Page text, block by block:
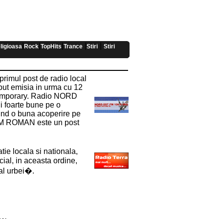
Rock TopHits Trance Stiri Stiri
post de radio local
emisia in urma cu 12
Radio NORD
foarte bune pe o
o buna acoperire pe
ROMAN este un post
locala si nationala,
in aceasta ordine,
urbei�.